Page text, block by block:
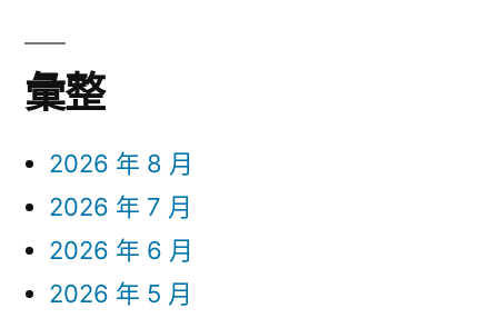
彙整
2026 年 8 月
2026 年 7 月
2026 年 6 月
2026 年 5 月